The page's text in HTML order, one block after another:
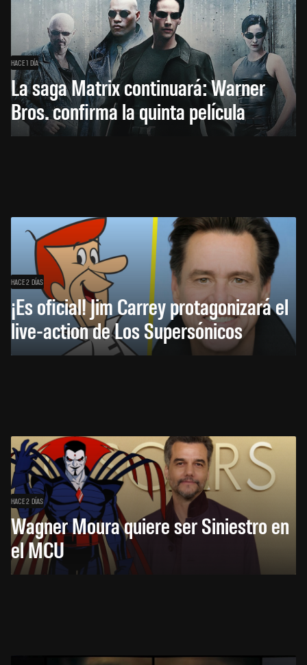
HACE 1 DÍA
La saga Matrix continuará: Warner
Bros. confirma la quinta película
HACE 2 DÍAS
¡Es oficial! Jim Carrey protagonizará el
live-action de Los Supersónicos
HACE 2 DÍAS
Wagner Moura quiere ser Siniestro en
el MCU